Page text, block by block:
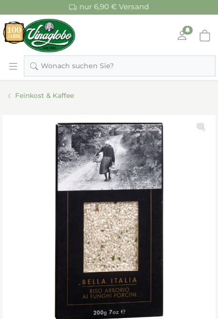
nur 6,90 € Versand
Wonach suchen Sie?
Feinkost & Kaffee